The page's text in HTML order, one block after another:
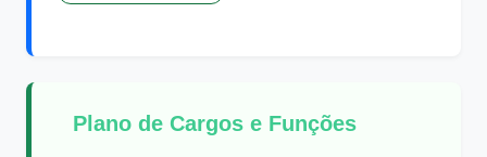
Plano de Cargos e Funções